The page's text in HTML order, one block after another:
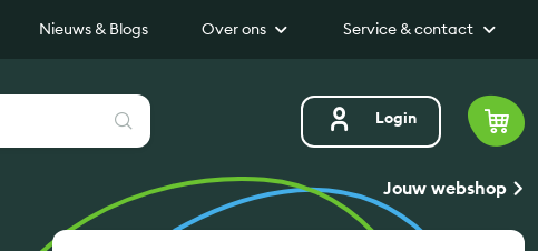
Nieuws & Blogs Over ons Service & contact
Zoeken Login
Jouw webshop